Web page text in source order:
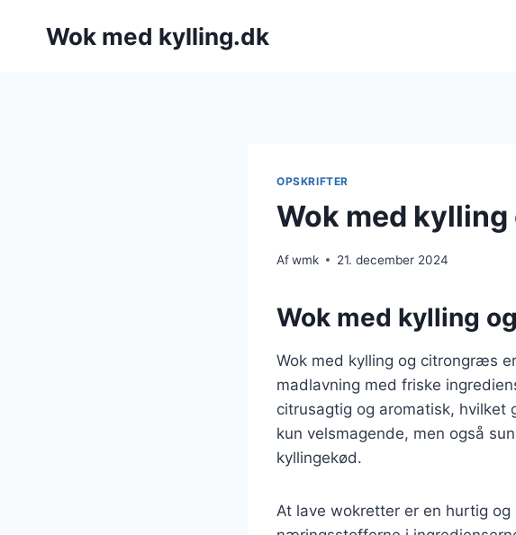
Wok med kylling.dk
OPSKRIFTER
Wok med
Afwmk 21. december 2024
Wok med kylling
Wok med kylling og citrongræs
madlavning med friske
citrusagtig og aromatisk, hvilket
kun velsmagende, men også
kyllingekød.
At lave wokretter er en hurtig